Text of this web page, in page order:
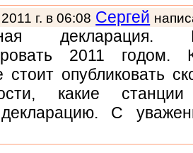
г. в 06:08 Сергей
2011
стоит опубликовать
какие станции
С